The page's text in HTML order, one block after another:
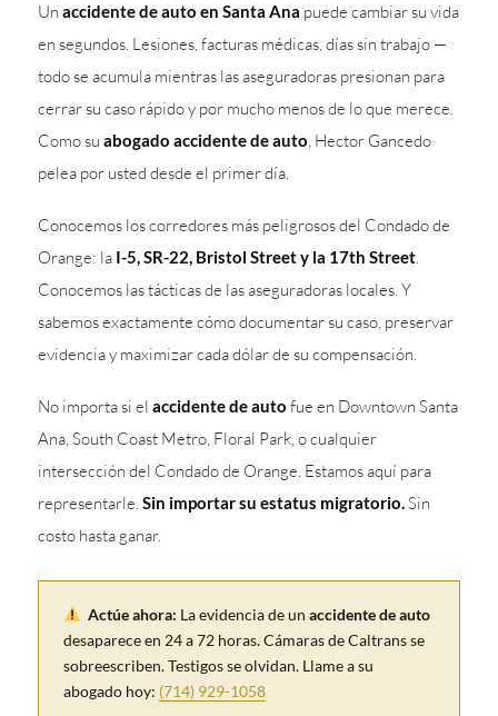
Un accidente de auto en Santa Ana puede cambiar su vida
en segundos. Lesiones, facturas médicas, días sin trabajo —
todo se acumula mientras las aseguradoras presionan para
cerrar su caso rápido y por mucho menos de lo que merece.
Como su abogado accidente de auto, Hector Gancedo
pelea por usted desde el primer día.
Conocemos los corredores más peligrosos del Condado de
Orange: la I-5, SR-22, Bristol Street y la 17th Street.
Conocemos las tácticas de las aseguradoras locales. Y
sabemos exactamente cómo documentar su caso, preservar
evidencia y maximizar cada dólar de su compensación.
No importa si el accidente de auto fue en Downtown Santa
Ana, South Coast Metro, Floral Park, o cualquier
intersección del Condado de Orange. Estamos aquí para
representarle. Sin importar su estatus migratorio.Sin
costo hasta ganar.
Actúe ahora: La evidencia de un accidente de auto
desaparece en 24 a 72 horas. Cámaras de Caltrans se
sobreescriben. Testigos se olvidan. Llame a su
abogado hoy: (714) 929-1058